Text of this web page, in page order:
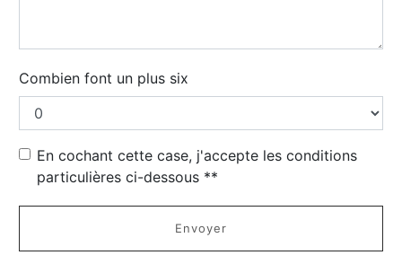
Combien font un plus six
En cochant cette case, j'accepte les conditions
particulières ci-dessous **
Envoyer